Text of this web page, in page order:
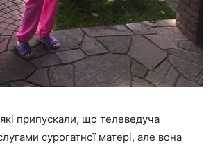
припускали, що телеведуча
сурогатної матері, але вона